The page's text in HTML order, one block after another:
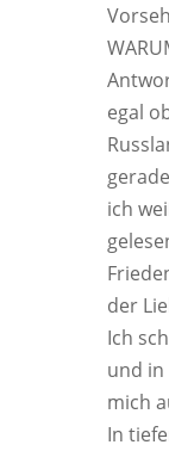
egal
ich
der
Ich
und in
mich
In